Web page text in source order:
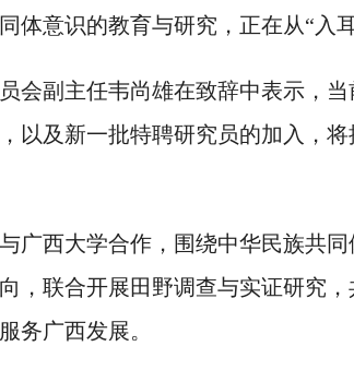
体意识的教育与研究，正在从“入耳
会副主任韦尚雄在致辞中表示，
以及新一批特聘研究员的加入，
广西大学合作，围绕中华民族共
，联合开展田野调查与实证研究
务广西发展。